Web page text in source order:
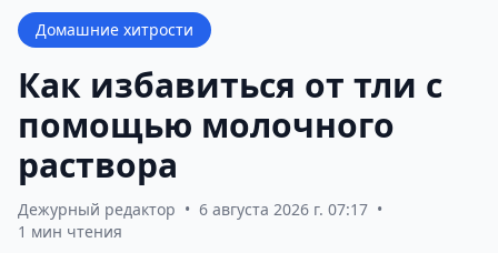
Домашние хитрости
Как избавиться от тли с
помощью молочного
раствора
Дежурный редактор • 6 августа 2026 г. 07:17 •
1 мин чтения